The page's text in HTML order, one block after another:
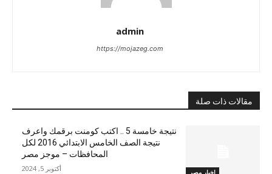
admin
https://mojazeg.com
مقالات ذات صلة
اخبار مصر
نتيجة خامسة 5 .. اكتب كومنت برقمك واعرف
نتيجة الصف الخامس الابتدائي 2016 لكل
المحافظات – موجز مصر
أكتوبر 5, 2024